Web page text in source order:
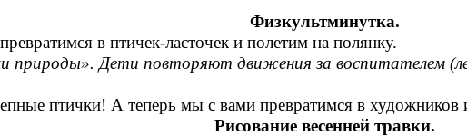
Физкультминутка.
в птичек-ласточек и полетим на полянку.
природы». Дети повторяют движения за воспитателем
птички! А теперь мы с вами превратимся в художников
Рисование весенней травки.